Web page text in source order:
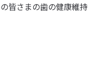
皆さまの歯の健康維持